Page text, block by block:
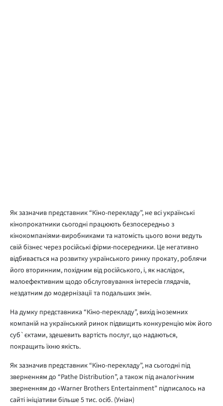
Як зазначив представник “Кіно-перекладу”, не всі українські
кінопрокатники сьогодні працюють безпосередньо з
кінокомпаніями-виробниками та натомість цього вони ведуть
свій бізнес через російські фірми-посередники. Це негативно
відбивається на розвитку українського ринку прокату, роблячи
його вторинним, похідним від російського, і, як наслідок,
малоефективним щодо обслуговування інтересів глядачів,
нездатним до модернізації та подальших змін.
На думку представника “Кіно-перекладу”, вихід іноземних
компаній на український ринок підвищить конкуренцію між його
суб`єктами, здешевить вартість послуг, що надаються,
покращить їхню якість.
Як зазначив представник “Кіно-перекладу”, на сьогодні під
зверненням до “Pathe Distribution”, а також під аналогічним
зверненням до «Warner Brothers Entertainment” підписалось на
сайті ініціативи більше 5 тис. осіб. (Уніан)